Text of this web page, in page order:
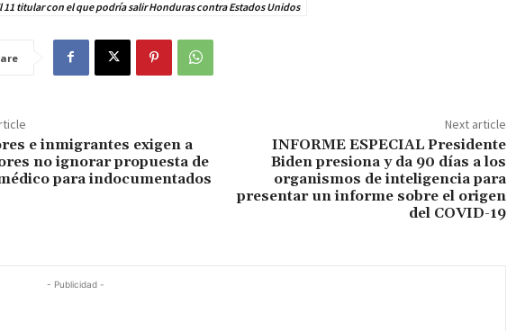
11 titular con el que podría salir Honduras contra Estados Unidos
e inmigrantes exigen a
no ignorar propuesta de
para indocumentados
Next article
INFORME ESPECIAL Presidente
Biden presiona y da 90 días a los
organismos de inteligencia para
presentar un informe sobre el origen
del COVID-19
- Publicidad -